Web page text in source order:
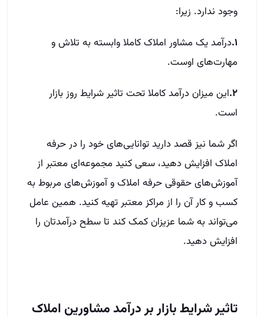
وجود ندارد. زیرا:
۱.درآمد یک مشاور املاک کاملا وابسته به تلاش و
مهارت‌‌های اوست.
۲. این میزان در‌آمد کاملا تحت تاثیر شرایط روز بازار
است.
اگر شما نیز قصد دارید توانایی‌‌های خود را در حرفه
املاک افزایش دهید، سعی کنید مجموعه‌ای معتبر از
آموزش‌‌های حقوقی حرفه املاک و آموزش‌‌های مربوط به
کسب و کار آن را از مراکز معتبر تهیه کنید. همین عامل
می‌تواند به شما عزیزان کمک کند تا سطح درآمد‌تان را
افزایش دهید.
تاثیر شرایط بازار بر در‌آمد مشاورین املاک